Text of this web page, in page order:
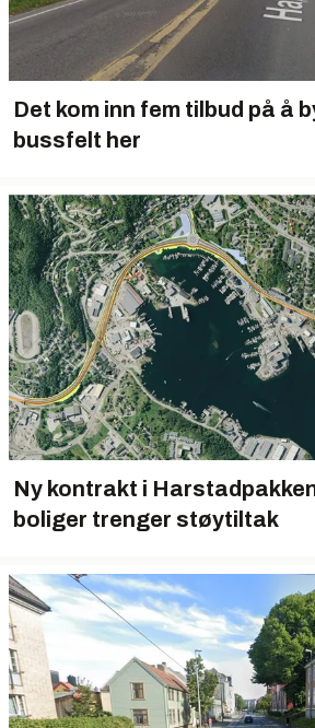
Det kom inn fem tilbud på å
bussfelt her
Ny kontrakt i
boliger trenger støytiltak